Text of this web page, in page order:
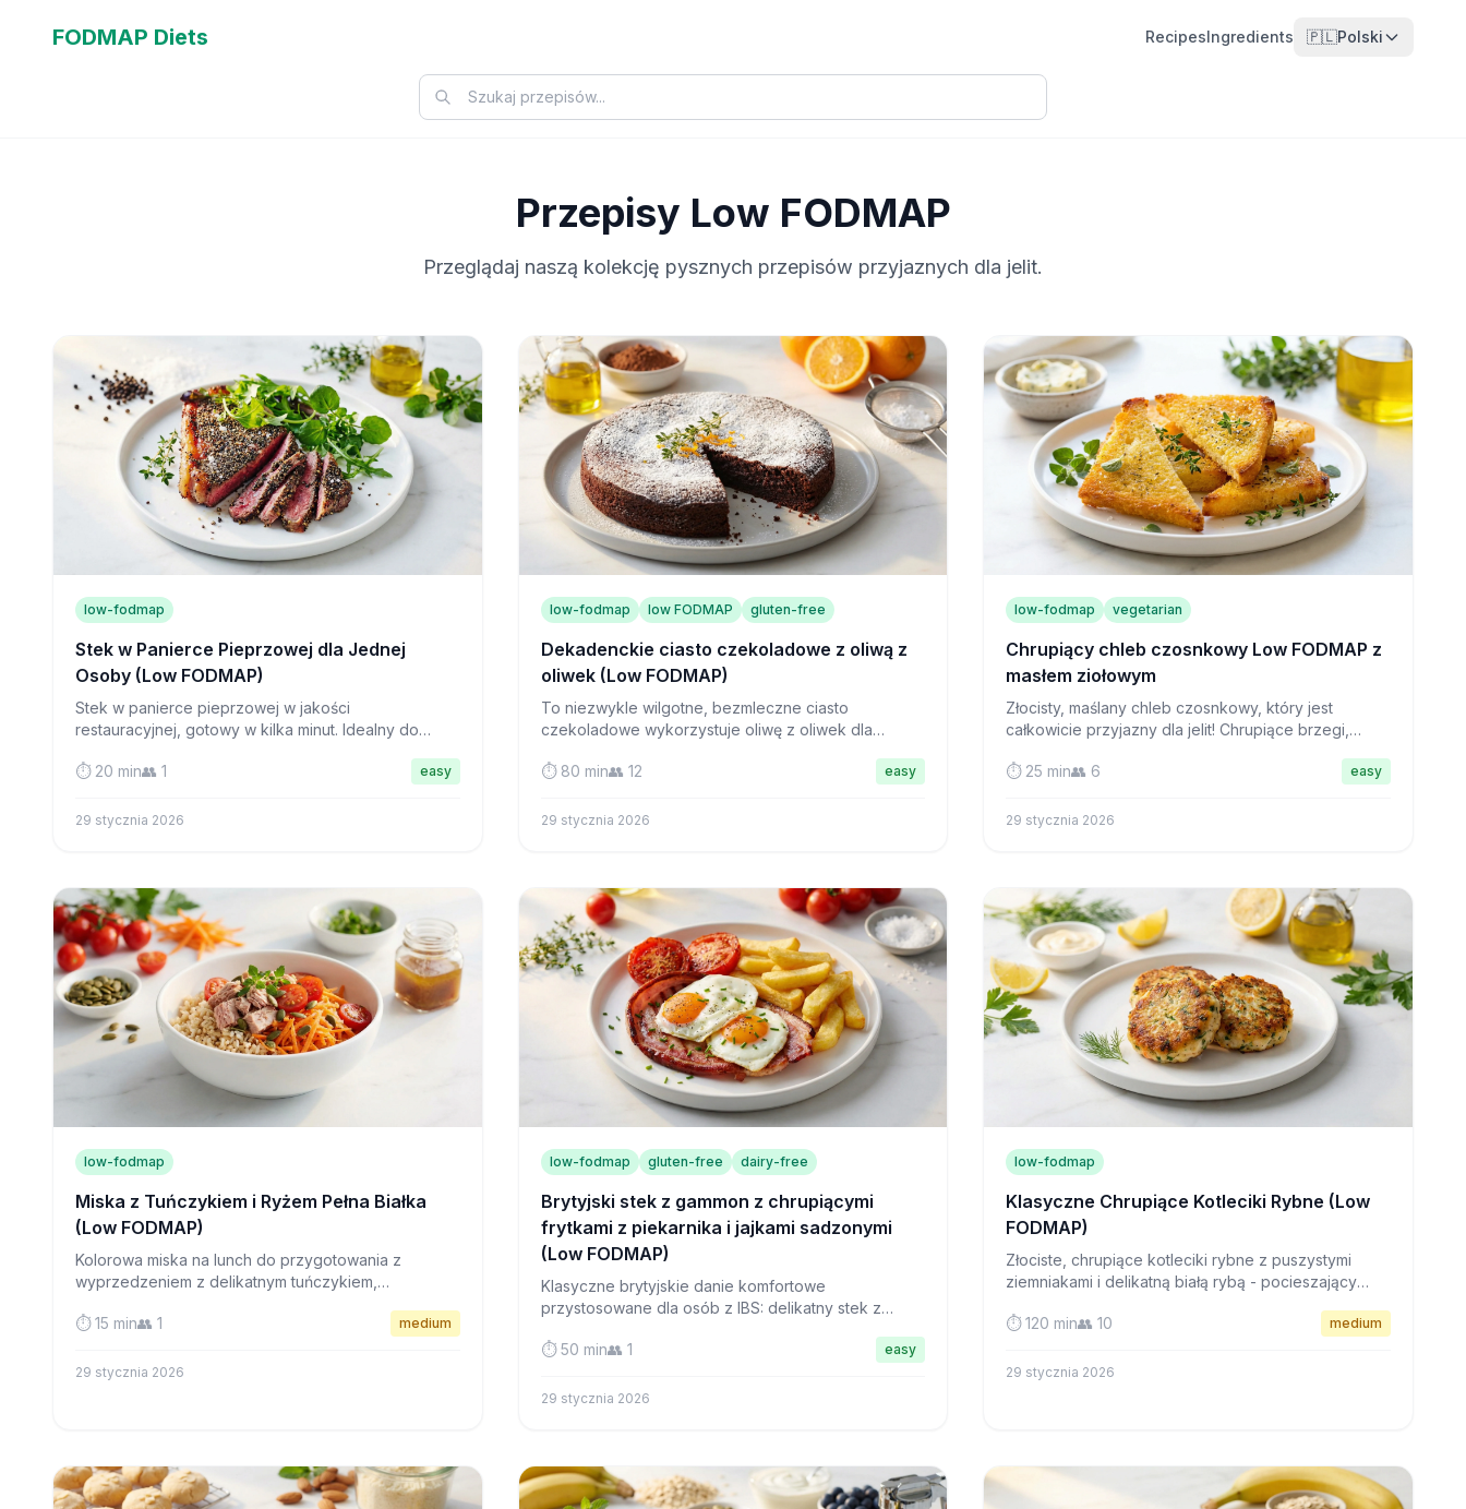
FODMAP Diets RecipesIngredients 🇵🇱Polski
Przepisy Low FODMAP
Przeglądaj naszą kolekcję pysznych przepisów przyjaznych dla jelit.
low-fodmap
Stek w Panierce Pieprzowej dla Jednej
Osoby (Low FODMAP)
Stek w panierce pieprzowej w jakości
restauracyjnej, gotowy w kilka minut. Idealny do
soczysty stek z polędwicy dowodzi, że gotowanie
⏱️ 20 min👥 1 easy
29 stycznia 2026
low-fodmap low FODMAP gluten-free
Dekadenckie ciasto czekoladowe z oliwą z
oliwek (Low FODMAP)
To niezwykle wilgotne, bezmleczne ciasto
czekoladowe wykorzystuje oliwę z oliwek dla
miękiszu, który rozpływa się na języku.
⏱️ 80 min👥 12 easy
29 stycznia 2026
low-fodmap vegetarian
Chrupiący chleb czosnkowy Low FODMAP z
masłem ziołowym
Złocisty, maślany chleb czosnkowy, który jest
całkowicie przyjazny dla jelit! Chrupiące brzegi,
uzupełnienie do każdego posiłku.
⏱️ 25 min👥 6 easy
29 stycznia 2026
low-fodmap
Miska z Tuńczykiem i Ryżem Pełna Białka
(Low FODMAP)
Kolorowa miska na lunch do przygotowania z
wyprzedzeniem z delikatnym tuńczykiem,
nasionami—idealna do meal prepu i łagodna dla
⏱️ 15 min👥 1 medium
29 stycznia 2026
low-fodmap gluten-free dairy-free
Brytyjski stek z gammon z chrupiącymi
frytkami z piekarnika i jajkami sadzonymi
(Low FODMAP)
Klasyczne brytyjskie danie komfortowe
przystosowane dla osób z IBS: delikatny stek z
usmażone jajka i pieczone pomidory w jednym
⏱️ 50 min👥 1 easy
29 stycznia 2026
low-fodmap
Klasyczne Chrupiące Kotleciki Rybne (Low
FODMAP)
Złociste, chrupiące kotleciki rybne z puszystymi
ziemniakami i delikatną białą rybą - pocieszający
idealny na szybkie obiady w tygodniu.
⏱️ 120 min👥 10 medium
29 stycznia 2026